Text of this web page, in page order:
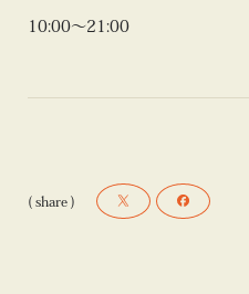
10:00〜21:00
( share )